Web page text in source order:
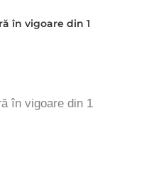
în vigoare din 1
în vigoare din 1